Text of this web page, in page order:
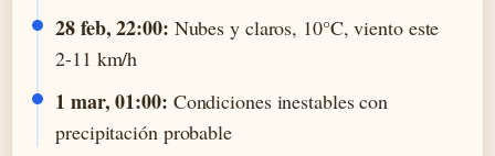
28 feb, 22:00: Nubes y claros, 10°C, viento este
2-11 km/h
1 mar, 01:00: Condiciones inestables con
precipitación probable